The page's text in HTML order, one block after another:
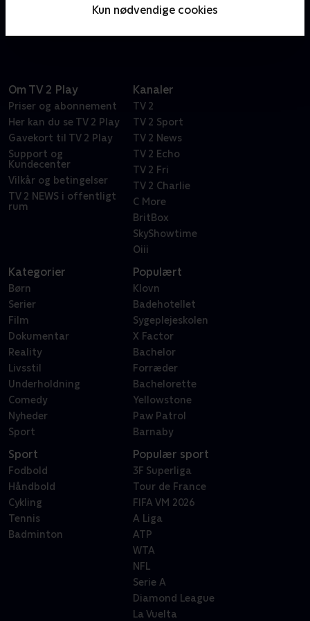
Kun nødvendige cookies
ordspil. Bare spørg den vanvittigt frustrerede Dr.
Om TV 2 Play
Priser og abonnement
Her kan du se TV 2 Play
Gavekort til TV 2 Play
Support og
Kundecenter
Vilkår og betingelser
TV 2 NEWS i offentligt
rum
Kanaler
TV 2
TV 2 Sport
TV 2 News
TV 2 Echo
TV 2 Fri
TV 2 Charlie
C More
BritBox
SkyShowtime
Oiii
Kategorier
Børn
Serier
Film
Dokumentar
Reality
Livsstil
Underholdning
Comedy
Nyheder
Sport
Populært
Klovn
Badehotellet
Sygeplejeskolen
X Factor
Bachelor
Forræder
Bachelorette
Yellowstone
Paw Patrol
Barnaby
Sport
Fodbold
Håndbold
Cykling
Tennis
Badminton
Populær sport
3F Superliga
Tour de France
FIFA VM 2026
A Liga
ATP
WTA
NFL
Serie A
Diamond League
La Vuelta